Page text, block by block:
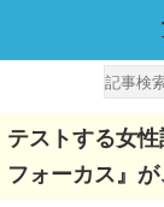
テストする女
フォーカス』